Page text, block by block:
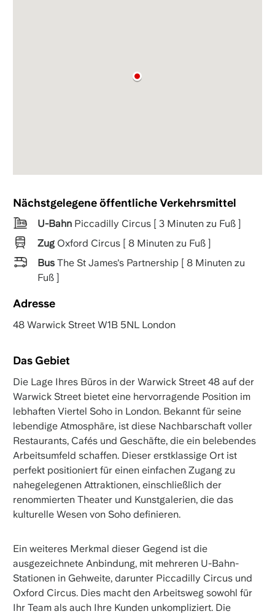
Nächstgelegene öffentliche Verkehrsmittel
U-BahnPiccadilly Circus [ 3 Minuten zu Fuß ]
ZugOxford Circus [ 8 Minuten zu Fuß ]
BusThe St James's Partnership [ 8 Minuten zu
Fuß ]
Adresse
48 Warwick Street W1B 5NL London
Das Gebiet
Die Lage Ihres Büros in der Warwick Street 48 auf der
Warwick Street bietet eine hervorragende Position im
lebhaften Viertel Soho in London. Bekannt für seine
lebendige Atmosphäre, ist diese Nachbarschaft voller
Restaurants, Cafés und Geschäfte, die ein belebendes
Arbeitsumfeld schaffen. Dieser erstklassige Ort ist
perfekt positioniert für einen einfachen Zugang zu
nahegelegenen Attraktionen, einschließlich der
renommierten Theater und Kunstgalerien, die das
kulturelle Wesen von Soho definieren.
Ein weiteres Merkmal dieser Gegend ist die
ausgezeichnete Anbindung, mit mehreren U-Bahn-
Stationen in Gehweite, darunter Piccadilly Circus und
Oxford Circus. Dies macht den Arbeitsweg sowohl für
Ihr Team als auch Ihre Kunden unkompliziert. Die